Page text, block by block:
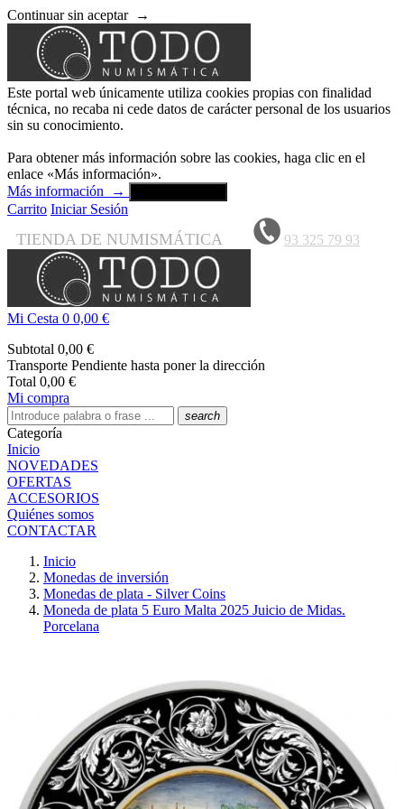
Continuar sin aceptar →
Este portal web únicamente utiliza cookies propias con finalidad
técnica, no recaba ni cede datos de carácter personal de los usuarios
sin su conocimiento.
Para obtener más información sobre las cookies, haga clic en el
enlace «Más información».
Más información
→
Carrito Iniciar Sesión
TIENDA DE NUMISMÁTICA 93 325 79 93
Mi Cesta 0 0,00 €
Subtotal 0,00 €
Transporte Pendiente hasta poner la dirección
Total 0,00 €
Mi compra
search
Categoría
Inicio
NOVEDADES
OFERTAS
ACCESORIOS
Quiénes somos
CONTACTAR
Inicio
Monedas de inversión
Monedas de plata - Silver Coins
Moneda de plata 5 Euro Malta 2025 Juicio de Midas.
Porcelana